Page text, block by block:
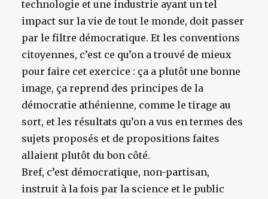
technologie et une industrie ayant un tel
impact sur la vie de tout le monde, doit passer
par le filtre démocratique. Et les conventions
citoyennes, c’est ce qu’on a trouvé de mieux
pour faire cet exercice : ça a plutôt une bonne
image, ça reprend des principes de la
démocratie athénienne, comme le tirage au
sort, et les résultats qu’on a vus en termes des
sujets proposés et de propositions faites
allaient plutôt du bon côté.
Bref, c’est démocratique, non-partisan,
instruit à la fois par la science et le public